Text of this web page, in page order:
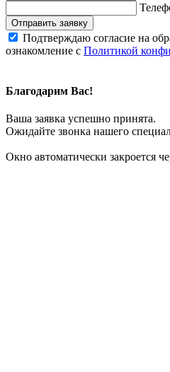
Отправить заявку
Подтверждаю согласие на
ознакомление с Политикой
Благодарим Вас!
Ваша заявка успешно принята.
Ожидайте звонка нашего
Окно автоматически закроется